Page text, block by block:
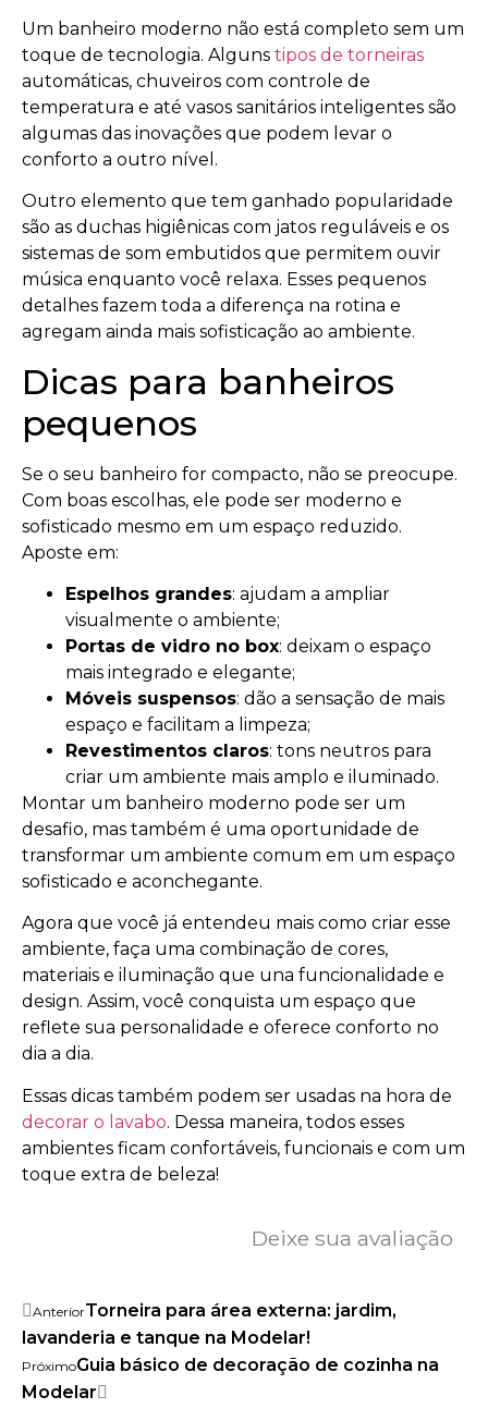
Um banheiro moderno não está completo sem um
toque de tecnologia. Alguns tipos de torneiras
automáticas, chuveiros com controle de
temperatura e até vasos sanitários inteligentes são
algumas das inovações que podem levar o
conforto a outro nível.
Outro elemento que tem ganhado popularidade
são as duchas higiênicas com jatos reguláveis e os
sistemas de som embutidos que permitem ouvir
música enquanto você relaxa. Esses pequenos
detalhes fazem toda a diferença na rotina e
agregam ainda mais sofisticação ao ambiente.
Dicas para banheiros
pequenos
Se o seu banheiro for compacto, não se preocupe.
Com boas escolhas, ele pode ser moderno e
sofisticado mesmo em um espaço reduzido.
Aposte em:
Espelhos grandes: ajudam a ampliar
visualmente o ambiente;
Portas de vidro no box: deixam o espaço
mais integrado e elegante;
Móveis suspensos: dão a sensação de mais
espaço e facilitam a limpeza;
Revestimentos claros: tons neutros para
criar um ambiente mais amplo e iluminado.
Montar um banheiro moderno pode ser um
desafio, mas também é uma oportunidade de
transformar um ambiente comum em um espaço
sofisticado e aconchegante.
Agora que você já entendeu mais como criar esse
ambiente, faça uma combinação de cores,
materiais e iluminação que una funcionalidade e
design. Assim, você conquista um espaço que
reflete sua personalidade e oferece conforto no
dia a dia.
Essas dicas também podem ser usadas na hora de
decorar o lavabo. Dessa maneira, todos esses
ambientes ficam confortáveis, funcionais e com um
toque extra de beleza!
Deixe sua avaliação
AnteriorTorneira para área externa: jardim,
lavanderia e tanque na Modelar!
PróximoGuia básico de decoração de cozinha na
Modelar